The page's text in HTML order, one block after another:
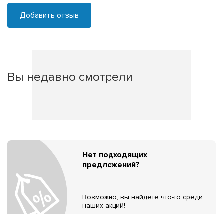
Добавить отзыв
Вы недавно смотрели
Нет подходящих
предложений?
Возможно, вы найдёте что-то среди
наших акций!